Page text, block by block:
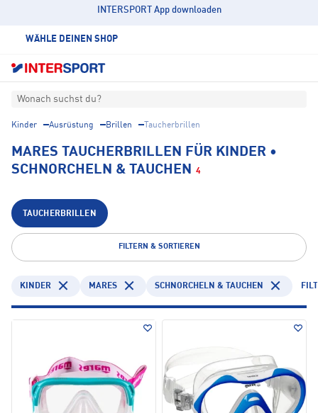
INTERSPORT App downloaden
WÄHLE DEINEN SHOP
Wonach suchst du?
Kinder Ausrüstung Brillen Taucherbrillen
MARES TAUCHERBRILLEN FÜR KINDER •
SCHNORCHELN & TAUCHEN 4
TAUCHERBRILLEN
FILTERN & SORTIEREN
KINDER MARES SCHNORCHELN & TAUCHEN